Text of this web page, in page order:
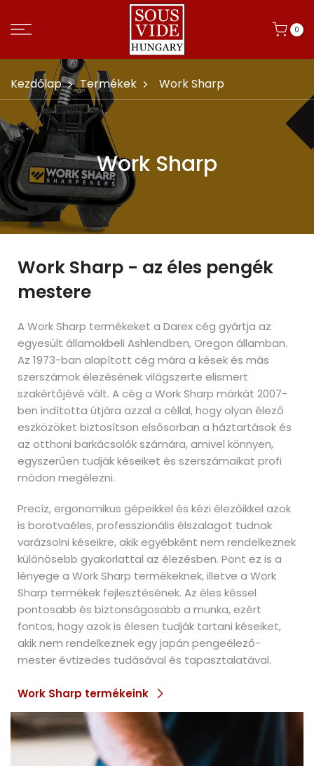
0
Kezdőlap Termékek Work Sharp
Work Sharp
Work Sharp - az éles pengék
mestere
A Work Sharp termékeket a Darex cég gyártja az
egyesült államokbeli Ashlendben, Oregon államban.
Az 1973-ban alapított cég mára a kések és más
szerszámok élezésének világszerte elismert
szakértőjévé vált. A cég a Work Sharp márkát 2007-
ben indította útjára azzal a céllal, hogy olyan élező
eszközöket biztosítson elsősorban a háztartások és
az otthoni barkácsolók számára, amivel könnyen,
egyszerűen tudják késeiket és szerszámaikat profi
módon megélezni.
Precíz, ergonomikus gépeikkel és kézi élezőikkel azok
is borotvaéles, professzionális élszalagot tudnak
varázsolni késeikre, akik egyébként nem rendelkeznek
különösebb gyakorlattal az élezésben. Pont ez is a
lényege a Work Sharp termékeknek, illetve a Work
Sharp termékek fejlesztésének. Az éles késsel
pontosabb és biztonságosabb a munka, ezért
fontos, hogy azok is élesen tudják tartani késeiket,
akik nem rendelkeznek egy japán pengeélező-
mester évtizedes tudásával és tapasztalatával.
Work Sharp termékeink